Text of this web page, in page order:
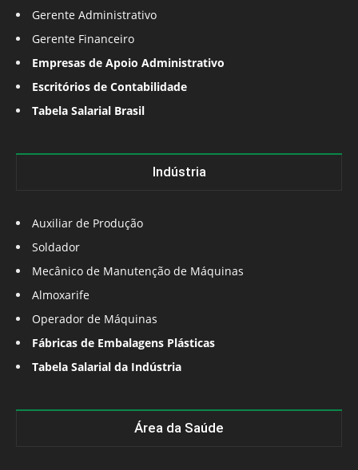
Gerente Administrativo
Gerente Financeiro
Empresas de Apoio Administrativo
Escritórios de Contabilidade
Tabela Salarial Brasil
Indústria
Auxiliar de Produção
Soldador
Mecânico de Manutenção de Máquinas
Almoxarife
Operador de Máquinas
Fábricas de Embalagens Plásticas
Tabela Salarial da Indústria
Área da Saúde